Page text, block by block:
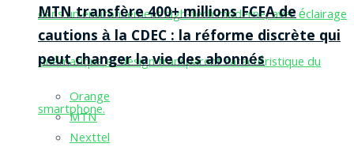
MTN transfère 400+ millions FCFA de
cautions à la CDEC : la réforme discrète qui
peut changer la vie des abonnés
Orange
MTN
Nexttel